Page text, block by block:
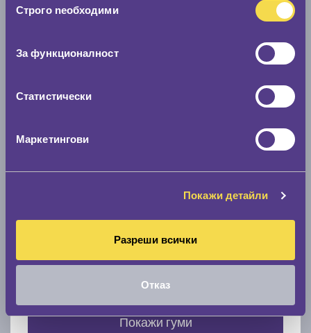
наСтрого nеобходими
За функционалност
Статистически
Маркетингови
Покажи детайли
Разреши всички
Отказ
Модел
Покажи гуми